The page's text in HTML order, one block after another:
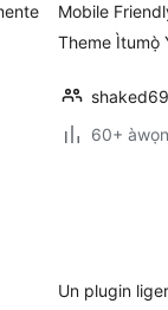
Mobile
Theme Ìtumọ̀
shaked69
60+
Un plugin